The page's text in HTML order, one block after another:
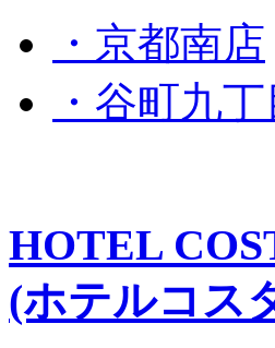
・京都南店
・谷町九
HOTEL
(ホテルコス